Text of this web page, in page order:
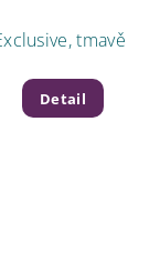
tmavě
Detail